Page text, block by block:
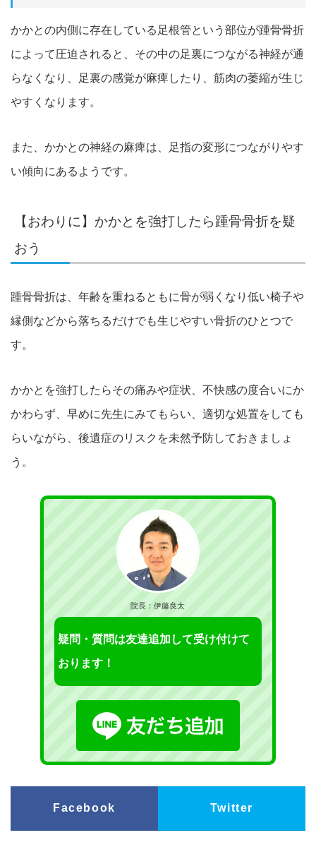
かかとの内側に存在している足根管という部位が踵骨骨折
によって圧迫されると、その中の足裏につながる神経が通
らなくなり、足裏の感覚が麻痺したり、筋肉の萎縮が生じ
やすくなります。
また、かかとの神経の麻痺は、足指の変形につながりやす
い傾向にあるようです。
【おわりに】かかとを強打したら踵骨骨折を疑
おう
踵骨骨折は、年齢を重ねるともに骨が弱くなり低い椅子や
縁側などから落ちるだけでも生じやすい骨折のひとつで
す。
かかとを強打したらその痛みや症状、不快感の度合いにか
かわらず、早めに先生にみてもらい、適切な処置をしても
らいながら、後遺症のリスクを未然予防しておきましょ
う。
院長：伊藤良太
疑問・質問は友達追加して受け付けて
おります！
Facebook Twitter